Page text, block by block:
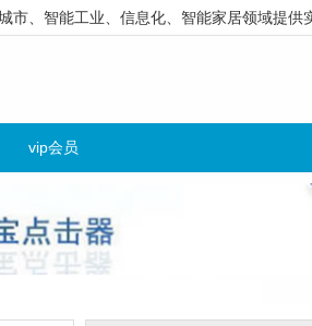
市、智能工业、信息化、智能家居领域提供
vip会员